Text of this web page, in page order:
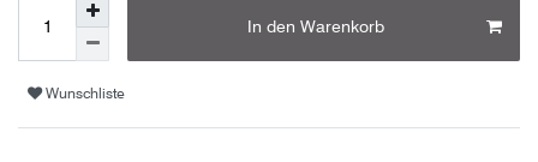
In den Warenkorb
Wunschliste